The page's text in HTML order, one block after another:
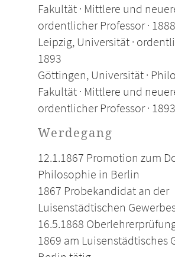
Fakultät · Mittlere und
ordentlicher Professor ·
Leipzig, Universität ·
1893
Göttingen, Universität ·
Fakultät · Mittlere und
ordentlicher Professor ·
Werdegang
12.1.1867 Promotion zum
Philosophie in Berlin
1867 Probekandidat an der
Luisenstädtischen
16.5.1868
1869 am Luisenstädtisches